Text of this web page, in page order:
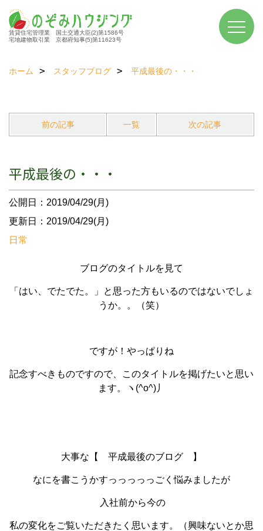
賃貸住宅管理業 国土交通大臣(2)第1586号
宅地建物取引業 京都府知事(5)第11623号
ホーム スタッフブログ 平成最後の・・・
前の記事 一覧 次の記事
平成最後の・・・
公開日：2019/04/29(月)
更新日：2019/04/29(月)
日常
ブログのタイトルを見て
「はい、でたでた。」と思った方もいるのではないでしょ
うか。。（笑）
ですが！やっぱりね
記念すべきものですので、このタイトルを掲げたいと思い
ます。ヽ(^o^)丿
大事な【 平成最後のブログ 】
なにを書こうかすっっっっっごく悩みましたが
入社前から今の
私の変化をご覧いただきたく思います。（興味ないとか思